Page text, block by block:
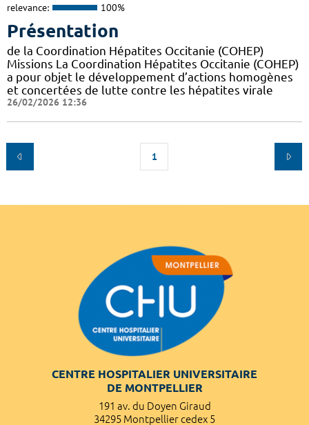
relevance: 100%
Présentation
de la Coordination Hépatites Occitanie (COHEP)
Missions La Coordination Hépatites Occitanie (COHEP)
a pour objet le développement d’actions homogènes
et concertées de lutte contre les hépatites virale
26/02/2026 12:36
1
CENTRE HOSPITALIER UNIVERSITAIRE
DE MONTPELLIER
191 av. du Doyen Giraud
34295 Montpellier cedex 5